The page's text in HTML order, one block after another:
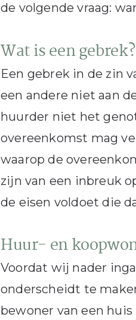
de volgende vraag:
Wat is een gebrek?
Een gebrek in de zin
een andere niet aan
huurder niet het
overeenkomst mag
waarop de
zijn van een inbreuk
de eisen voldoet die
Huur- en
Voordat wij nader
onderscheidt te
bewoner van een